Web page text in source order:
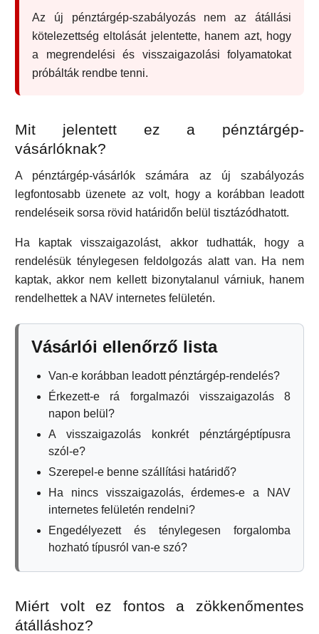
Az új pénztárgép-szabályozás nem az átállási
kötelezettség eltolását jelentette, hanem azt, hogy
a megrendelési és visszaigazolási folyamatokat
próbálták rendbe tenni.
Mit jelentett ez a pénztárgép-
vásárlóknak?
A pénztárgép-vásárlók számára az új szabályozás
legfontosabb üzenete az volt, hogy a korábban leadott
rendeléseik sorsa rövid határidőn belül tisztázódhatott.
Ha kaptak visszaigazolást, akkor tudhatták, hogy a
rendelésük ténylegesen feldolgozás alatt van. Ha nem
kaptak, akkor nem kellett bizonytalanul várniuk, hanem
rendelhettek a NAV internetes felületén.
Vásárlói ellenőrző lista
Van-e korábban leadott pénztárgép-rendelés?
Érkezett-e rá forgalmazói visszaigazolás 8
napon belül?
A visszaigazolás konkrét pénztárgéptípusra
szól-e?
Szerepel-e benne szállítási határidő?
Ha nincs visszaigazolás, érdemes-e a NAV
internetes felületén rendelni?
Engedélyezett és ténylegesen forgalomba
hozható típusról van-e szó?
Miért volt ez fontos a zökkenőmentes
átálláshoz?